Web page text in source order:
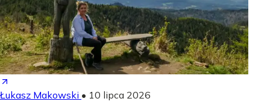
Łukasz Makowski • 10 lipca 2026